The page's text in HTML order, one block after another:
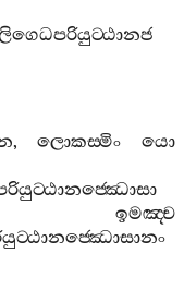
,ලොකස‍්මිං
යො
ඉමඤ‍්ච